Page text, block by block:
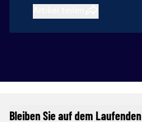
Bleiben Sie auf dem Laufenden